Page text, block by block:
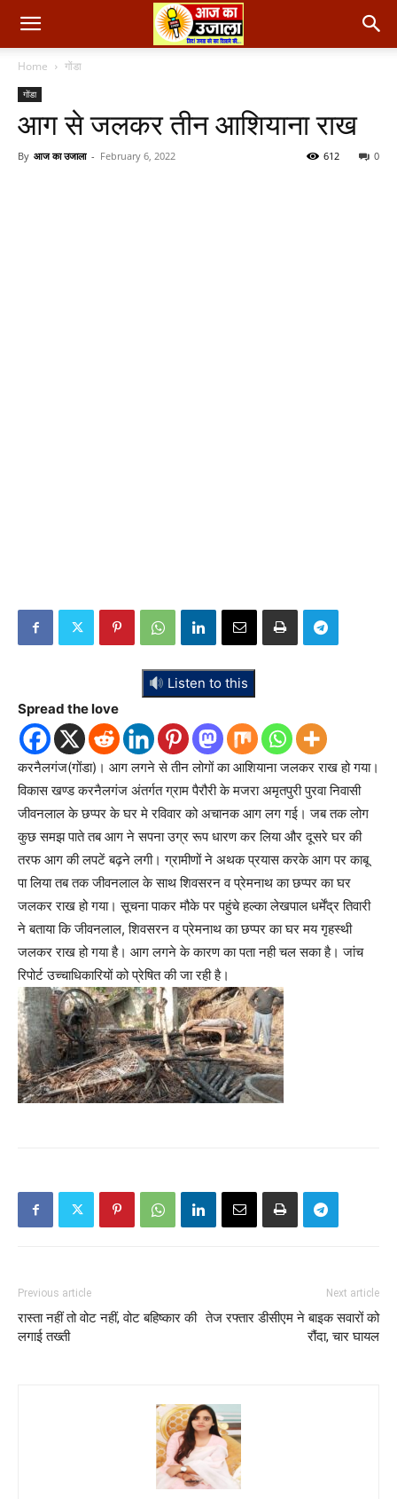
Home गोंडा
गोंडा
आग से जलकर तीन आशियाना राख
By आज का उजाला - February 6, 2022 0
612
Listen to this
Spread the love
करनैलगंज(गोंडा)। आग लगने से तीन लोगों का आशियाना जलकर राख हो गया।
विकास खण्ड करनैलगंज अंतर्गत ग्राम पैरौरी के मजरा अमृतपुरी पुरवा निवासी
जीवनलाल के छप्पर के घर मे रविवार को अचानक आग लग गई। जब तक लोग
कुछ समझ पाते तब आग ने सपना उग्र रूप धारण कर लिया और दूसरे घर की
तरफ आग की लपटें बढ़ने लगी। ग्रामीणों ने अथक प्रयास करके आग पर काबू
पा लिया तब तक जीवनलाल के साथ शिवसरन व प्रेमनाथ का छप्पर का घर
जलकर राख हो गया। सूचना पाकर मौके पर पहुंचे हल्का लेखपाल धर्मेंद्र तिवारी
ने बताया कि जीवनलाल, शिवसरन व प्रेमनाथ का छप्पर का घर मय गृहस्थी
जलकर राख हो गया है। आग लगने के कारण का पता नही चल सका है। जांच
रिपोर्ट उच्चाधिकारियों को प्रेषित की जा रही है।
Previous article
रास्ता नहीं तो वोट नहीं, वोट बहिष्कार की
लगाई तख्ती
Next article
तेज रफ्तार डीसीएम ने बाइक सवारों को
रौंदा, चार घायल